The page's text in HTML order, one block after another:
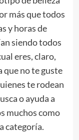
más que todos
y horas de
siendo todos
eres, claro,
que no te guste
te rodean
o ayuda a
muchos como
categoría.